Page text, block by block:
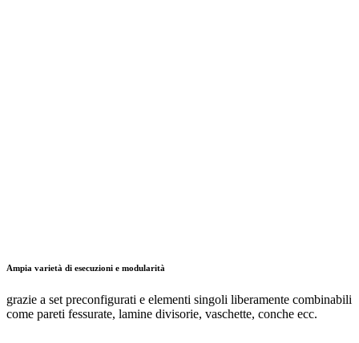
Ampia varietà di esecuzioni e modularità
grazie a set preconfigurati e elementi singoli liberamente combinabili
come pareti fessurate, lamine divisorie, vaschette, conche ecc.